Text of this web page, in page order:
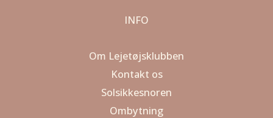
INFO
Om Lejetøjsklubben
Kontakt os
Solsikkesnoren
Ombytning